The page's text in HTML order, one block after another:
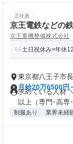
正社員
京王電鉄などの
京王重機整備株式会社
土日祝休み×年休
東京都八王子市
月給20万6500円
求めている人材
以上（専門･高専･
制服あり 業界未経